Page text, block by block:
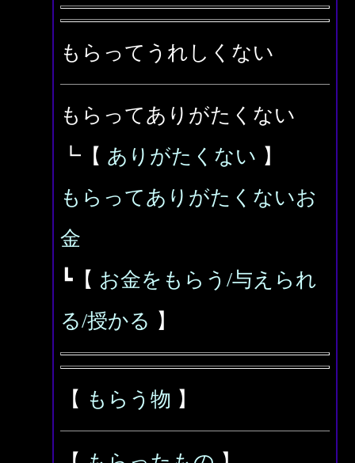
もらってうれしくない
もらってありがたくない
┗【 ありがたくない 】
もらってありがたくないお
金
┗【 お金をもらう/与えられ
る/授かる 】
【 もらう物 】